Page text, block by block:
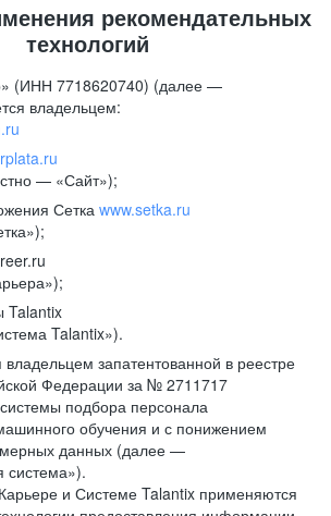
рекомендательных
технологий
(ИНН 7718620740) (далее —
владельцем:
— «Сайт»);
Сетка www.setka.ru
Talantix
Talantix»).
запатентованной в реестре
Федерации за № 2711717
подбора персонала
обучения и с понижением
данных (далее —
система»).
и Системе Talantix применяются